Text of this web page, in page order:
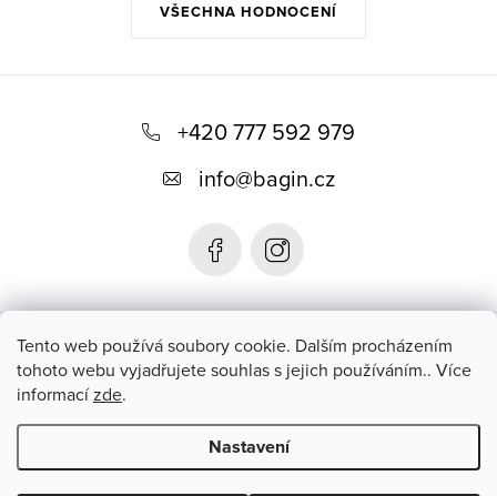
Tento web používá soubory cookie. Dalším procházením
tohoto webu vyjadřujete souhlas s jejich používáním.. Více
informacízde.
Nastavení
VŠECHNA HODNOCENÍ
+420 777 592 979
info@bagin.cz
Bagin.cz
Instagram
Copyright 2026Bagin.cz. Všechna práva vyhrazena.Upravit